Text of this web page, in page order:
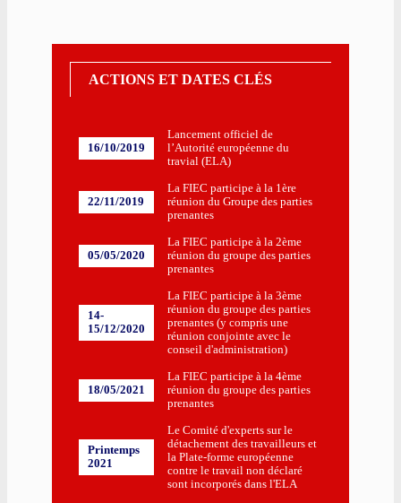
ACTIONS ET DATES CLÉS
16/10/2019
Lancement officiel de
l’Autorité européenne du
travial (ELA)
22/11/2019
La FIEC participe à la 1ère
réunion du Groupe des parties
prenantes
05/05/2020
La FIEC participe à la 2ème
réunion du groupe des parties
prenantes
14-
15/12/2020
La FIEC participe à la 3ème
réunion du groupe des parties
prenantes (y compris une
réunion conjointe avec le
conseil d'administration)
18/05/2021
La FIEC participe à la 4ème
réunion du groupe des parties
prenantes
Printemps
2021
Le Comité d'experts sur le
détachement des travailleurs et
la Plate-forme européenne
contre le travail non déclaré
sont incorporés dans l'ELA